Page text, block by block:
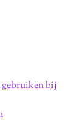
gebruiken bij